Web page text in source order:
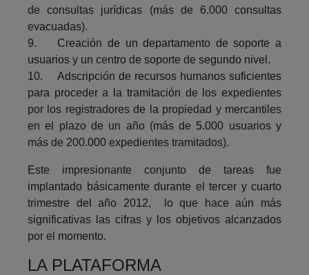
de consultas jurídicas (más de 6.000 consultas
evacuadas).
9. Creación de un departamento de soporte a
usuarios y un centro de soporte de segundo nivel.
10. Adscripción de recursos humanos suficientes
para proceder a la tramitación de los expedientes
por los registradores de la propiedad y mercantiles
en el plazo de un año (más de 5.000 usuarios y
más de 200.000 expedientes tramitados).
Este impresionante conjunto de tareas fue
implantado básicamente durante el tercer y cuarto
trimestre del año 2012, lo que hace aún más
significativas las cifras y los objetivos alcanzados
por el momento.
LA PLATAFORMA